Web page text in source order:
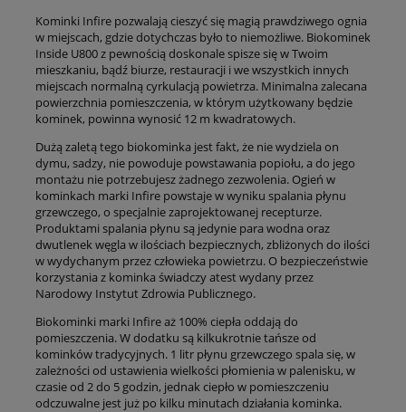
Kominki Infire pozwalają cieszyć się magią prawdziwego ognia
w miejscach, gdzie dotychczas było to niemożliwe. Biokominek
Inside U800 z pewnością doskonale spisze się w Twoim
mieszkaniu, bądź biurze, restauracji i we wszystkich innych
miejscach normalną cyrkulacją powietrza. Minimalna zalecana
powierzchnia pomieszczenia, w którym użytkowany będzie
kominek, powinna wynosić 12 m kwadratowych.
Dużą zaletą tego biokominka jest fakt, że nie wydziela on
dymu, sadzy, nie powoduje powstawania popiołu, a do jego
montażu nie potrzebujesz żadnego zezwolenia. Ogień w
kominkach marki Infire powstaje w wyniku spalania płynu
grzewczego, o specjalnie zaprojektowanej recepturze.
Produktami spalania płynu są jedynie para wodna oraz
dwutlenek węgla w ilościach bezpiecznych, zbliżonych do ilości
w wydychanym przez człowieka powietrzu. O bezpieczeństwie
korzystania z kominka świadczy atest wydany przez
Narodowy Instytut Zdrowia Publicznego.
Biokominki marki Infire aż 100% ciepła oddają do
pomieszczenia. W dodatku są kilkukrotnie tańsze od
kominków tradycyjnych. 1 litr płynu grzewczego spala się, w
zależności od ustawienia wielkości płomienia w palenisku, w
czasie od 2 do 5 godzin, jednak ciepło w pomieszczeniu
odczuwalne jest już po kilku minutach działania kominka.